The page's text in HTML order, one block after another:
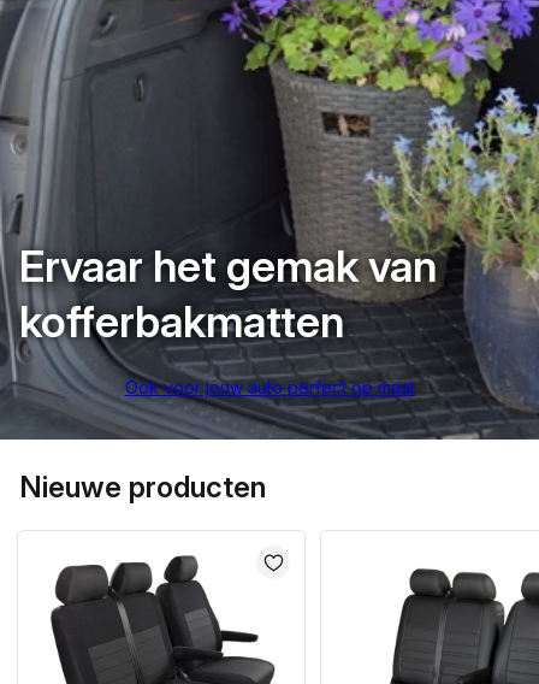
Ervaar het gemak van
kofferbakmatten
Ook voor jouw auto perfect op maat
Nieuwe producten